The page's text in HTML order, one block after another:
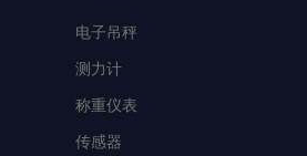
电子吊秤
测力计
称重仪表
传感器